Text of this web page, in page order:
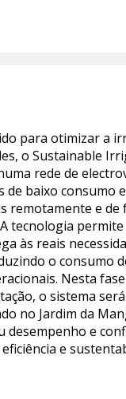
para otimizar a
o Sustainable
rede de
de baixo consumo
remotamente e de
tecnologia
às reais
o consumo
Nesta
o sistema será
no Jardim da
desempenho e
e